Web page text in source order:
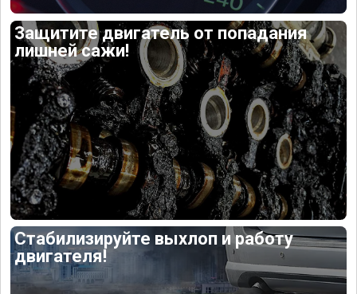
Защитите двигатель от попадания
лишней сажи!
Стабилизируйте выхлоп и работу
двигателя!